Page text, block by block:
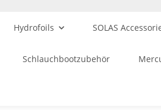
Hydrofoils SOLAS
Schlauchbootzubehör